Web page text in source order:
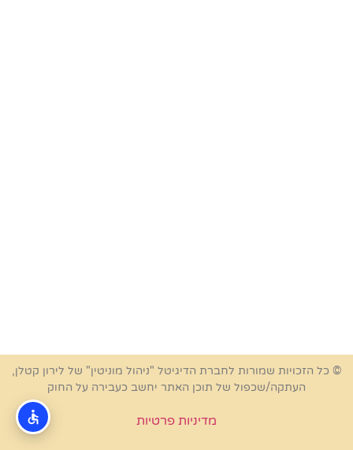
© כל הזכויות שמורות לחברת הדיגיטל "ניהול מוניטין" של לירון קטלן,
העתקה/שכפול של תוכן האתר יחשב כעבירה על החוק
מדיניות פרטיות